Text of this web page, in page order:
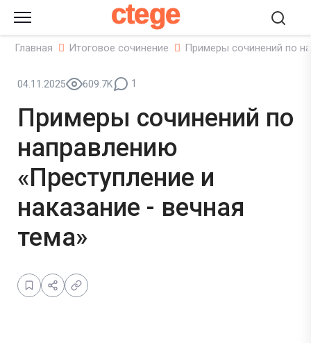
ctege
Главная Итоговое сочинение Примеры сочинений по
04.11.2025 609.7K 1
Примеры сочинений по
направлению
«Преступление и
наказание - вечная
тема»